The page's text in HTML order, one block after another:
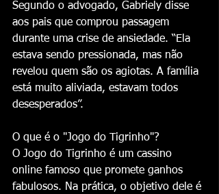
Segundo o advogado, Gabriely disse
aos pais que comprou passagem
durante uma crise de ansiedade. “Ela
estava sendo pressionada, mas não
revelou quem são os agiotas. A família
está muito aliviada, estavam todos
desesperados”.
O que é o "Jogo do Tigrinho"?
O Jogo do Tigrinho é um cassino
online famoso que promete ganhos
fabulosos. Na prática, o objetivo dele é